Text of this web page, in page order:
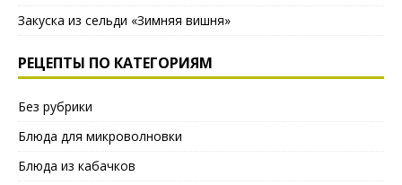
Закуска из сельди «Зимняя вишня»
РЕЦЕПТЫ ПО КАТЕГОРИЯМ
Без рубрики
Блюда для микроволновки
Блюда из кабачков